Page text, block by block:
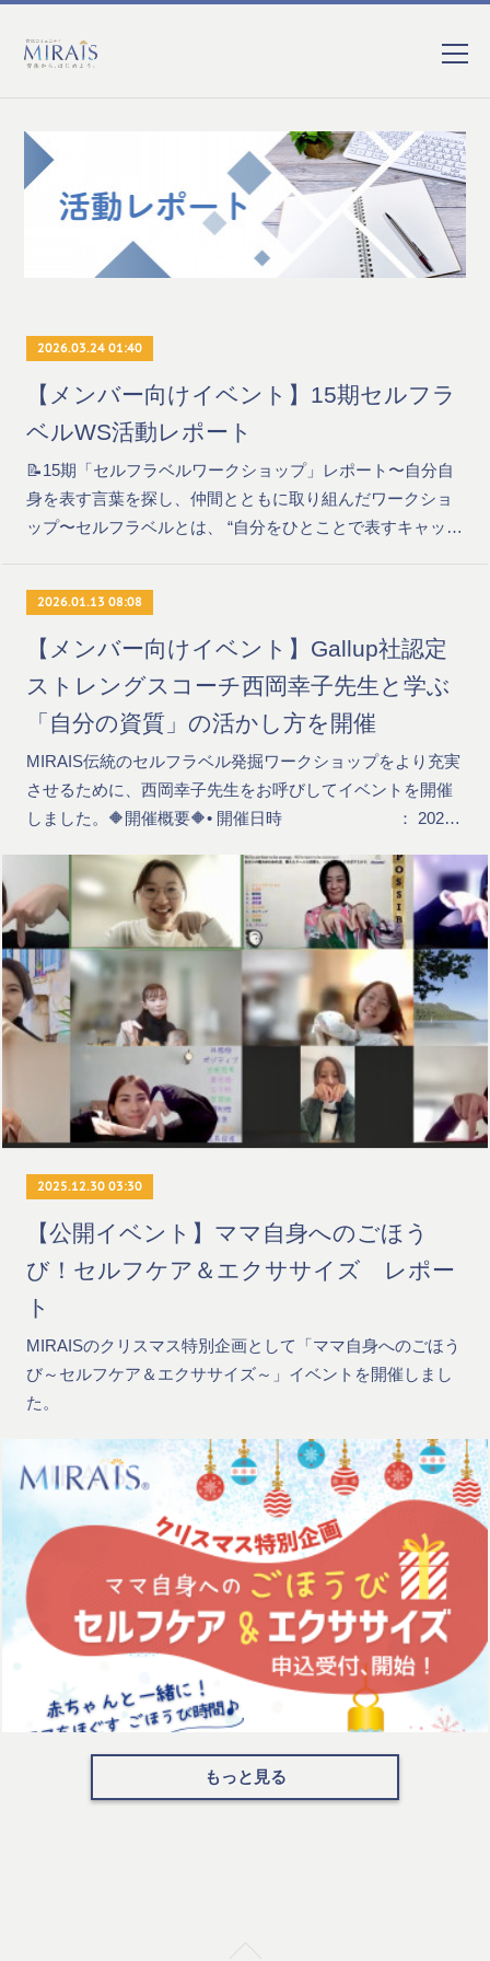
2026.03.24 01:40
【メンバー向けイベント】15期セルフラ
ベルWS活動レポート
📝15期「セルフラベルワークショップ」レポート〜自分自
身を表す言葉を探し、仲間とともに取り組んだワークショ
ップ〜セルフラベルとは、 “自分をひとことで表すキャッ…
2026.01.13 08:08
【メンバー向けイベント】Gallup社認定
ストレングスコーチ西岡幸子先生と学ぶ
「自分の資質」の活かし方を開催
MIRAIS伝統のセルフラベル発掘ワークショップをより充実
させるために、西岡幸子先生をお呼びしてイベントを開催
しました。🔶開催概要🔶• 開催日時 ： 202…
2025.12.30 03:30
【公開イベント】ママ自身へのごほう
び！セルフケア＆エクササイズ レポー
ト
MIRAISのクリスマス特別企画として「ママ自身へのごほう
び～セルフケア＆エクササイズ～」イベントを開催しまし
た。
もっと見る